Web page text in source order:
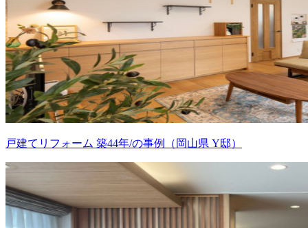
戸建てリフォーム 築44年/の事例（岡山県 Y邸）